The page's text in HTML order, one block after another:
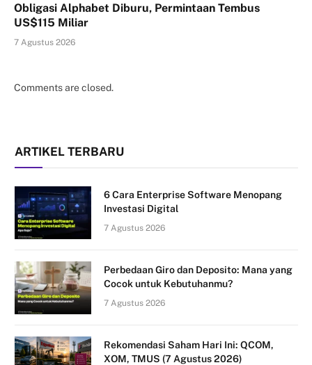
Obligasi Alphabet Diburu, Permintaan Tembus
US$115 Miliar
7 Agustus 2026
Comments are closed.
ARTIKEL TERBARU
6 Cara Enterprise Software Menopang
Investasi Digital
7 Agustus 2026
Perbedaan Giro dan Deposito: Mana yang
Cocok untuk Kebutuhanmu?
7 Agustus 2026
Rekomendasi Saham Hari Ini: QCOM,
XOM, TMUS (7 Agustus 2026)